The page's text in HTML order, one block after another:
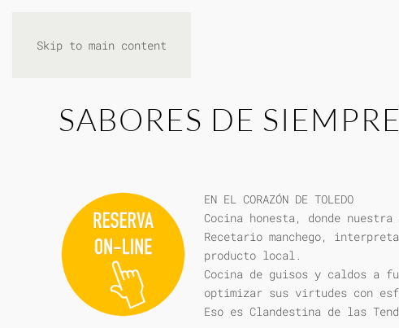
Skip to main content
SABORES DE SIEMPRE
EN EL CORAZÓN DE TOLEDO
Cocina honesta, donde
Recetario manchego,
producto local.
Cocina de guisos y caldos a
optimizar sus virtudes con
Eso es Clandestina de las